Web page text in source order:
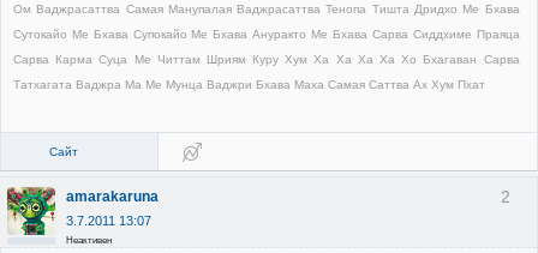
Ом Ваджрасаттва Самая Манупалая Ваджрасаттва Тенопа Тишта Дридхо Ме Бхава
Сутокайо Ме Бхава Супокайо Ме Бхава Ануракто Ме Бхава Сарва Сиддхиме Праяца
Сарва Карма Суца Ме Читтам Шриям Куру Хум Ха Ха Ха Ха Хо Бхагаван Сарва
Татхагата Ваджра Ма Ме Мунца Ваджри Бхава Маха Самая Саттва Ах Хум Пхат
Сайт
2
amarakaruna
3.7.2011 13:07
Неактивен